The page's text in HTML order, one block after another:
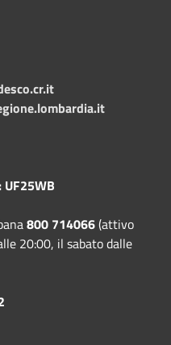
800 714066(attivo
20:00, il sabato dalle